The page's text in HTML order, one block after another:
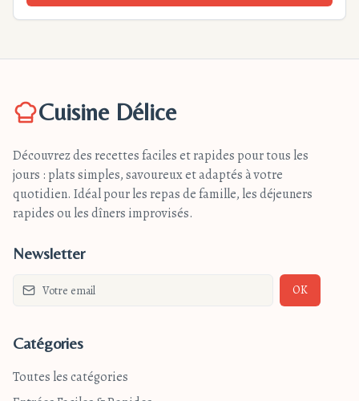
Cuisine Délice
Découvrez des recettes faciles et rapides pour tous les
jours : plats simples, savoureux et adaptés à votre
quotidien. Idéal pour les repas de famille, les déjeuners
rapides ou les dîners improvisés.
Newsletter
OK
Catégories
Toutes les catégories